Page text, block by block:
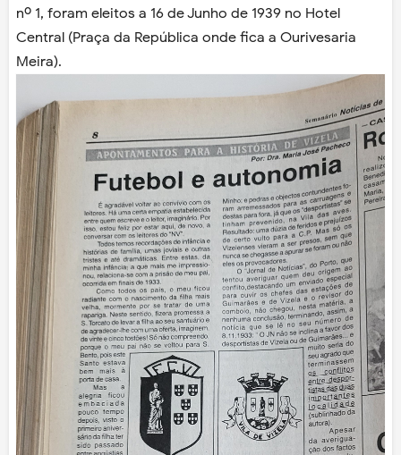
nº 1, foram eleitos a 16 de Junho de 1939 no Hotel
Central (Praça da República onde fica a Ourivesaria
Meira).